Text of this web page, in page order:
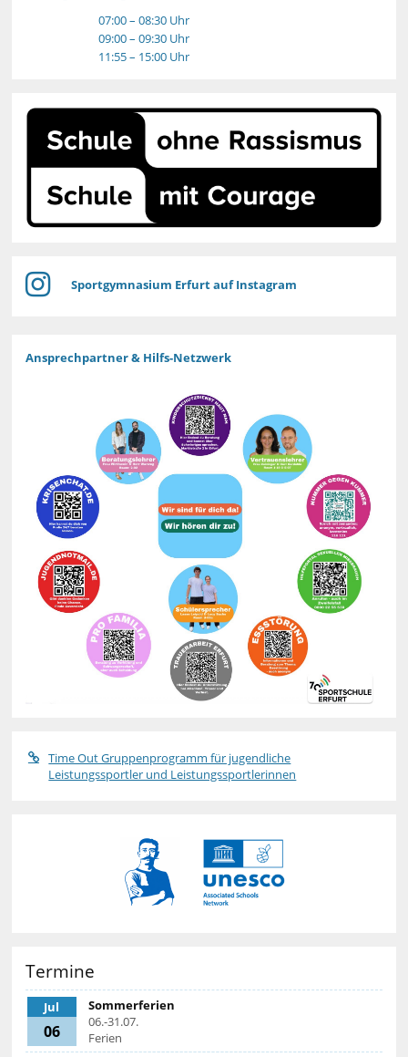
07:00 – 08:30 Uhr
09:00 – 09:30 Uhr
11:55 – 15:00 Uhr
Sportgymnasium Erfurt auf Instagram
Ansprechpartner & Hilfs-Netzwerk
Time Out Gruppenprogramm für jugendliche
Leistungssportler und Leistungssportlerinnen
Termine
Jul
06
Sommerferien
06.-31.07.
Ferien